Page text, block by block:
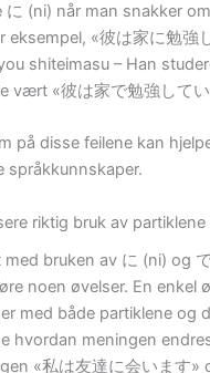
に (ni) når man snakker
eksempel, «彼は家に勉強
shiteimasu – Han
vært «彼は家で勉強して
på disse feilene kan
språkkunnskaper.
riktig bruk av partiklene
med bruken av に (ni) og
noen øvelser. En enkel
med både partiklene og
hvordan meningen
«私は友達に会います»